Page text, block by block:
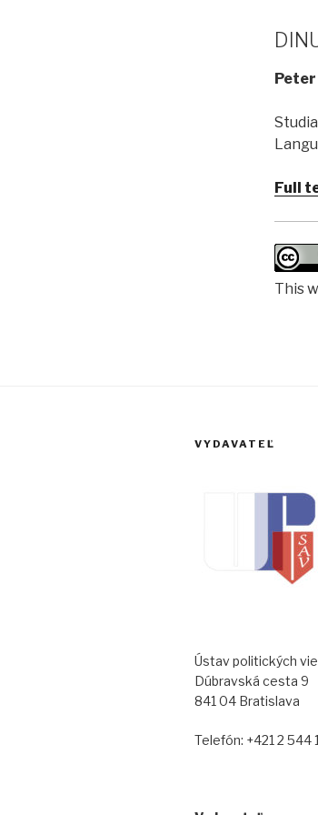
Peter
Full
This
VYDAVATEĽ
Ústav politických
Dúbravská cesta 9
841 04 Bratislava
Telefón: +421 2 544